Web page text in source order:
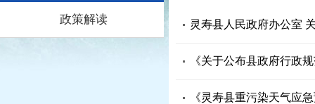
政策解读 灵寿县人民政府办公室
《关于公布县政府行政
《灵寿县重污染天气应